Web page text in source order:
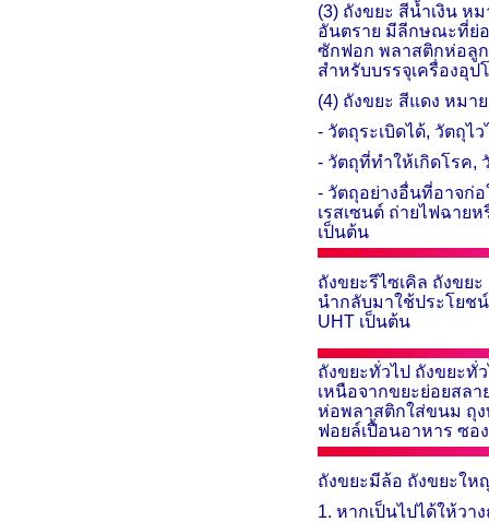
(3) ถังขยะ สีน้ำเงินหม
อันตราย มีลีกษณะที่ย่
ซักฟอก พลาสติกห่อลูก
สำหรับบรรจุเครื่องอุ
(4) ถังขยะ สีแดง หม
- วัตถุระเบิดได้, วัตถุไว
- วัตถุที่ทำให้เกิดโรค,
- วัตถุอย่างอื่นที่อาจก่
เรสเซนต์ ถ่ายไฟฉาย
เป็นต้น
ถังขยะรีไซเคิล ถังขยะ
นำกลับมาใช้ประโยช
UHT เป็นต้น
ถังขยะทั่วไป ถังขยะทั่
เหนือจากขยะย่อยสล
ห่อพลาสติกใส่ขนม ถุง
ฟอยล์เปื้อนอาหาร ซอ
ถังขยะมีล้อ ถังขยะใ
1. หาก​เป็น​ไป​ได้ให้​วา